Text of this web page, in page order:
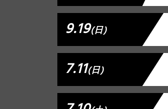
9.19(日)
7.11(日)